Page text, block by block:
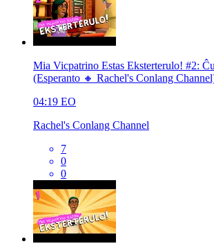
Mia Vicpatrino Estas Eksterterulo! #2:
(Esperanto 🔸 Rachel's Conlang
04:19 EO
Rachel's Conlang Channel
7
0
0